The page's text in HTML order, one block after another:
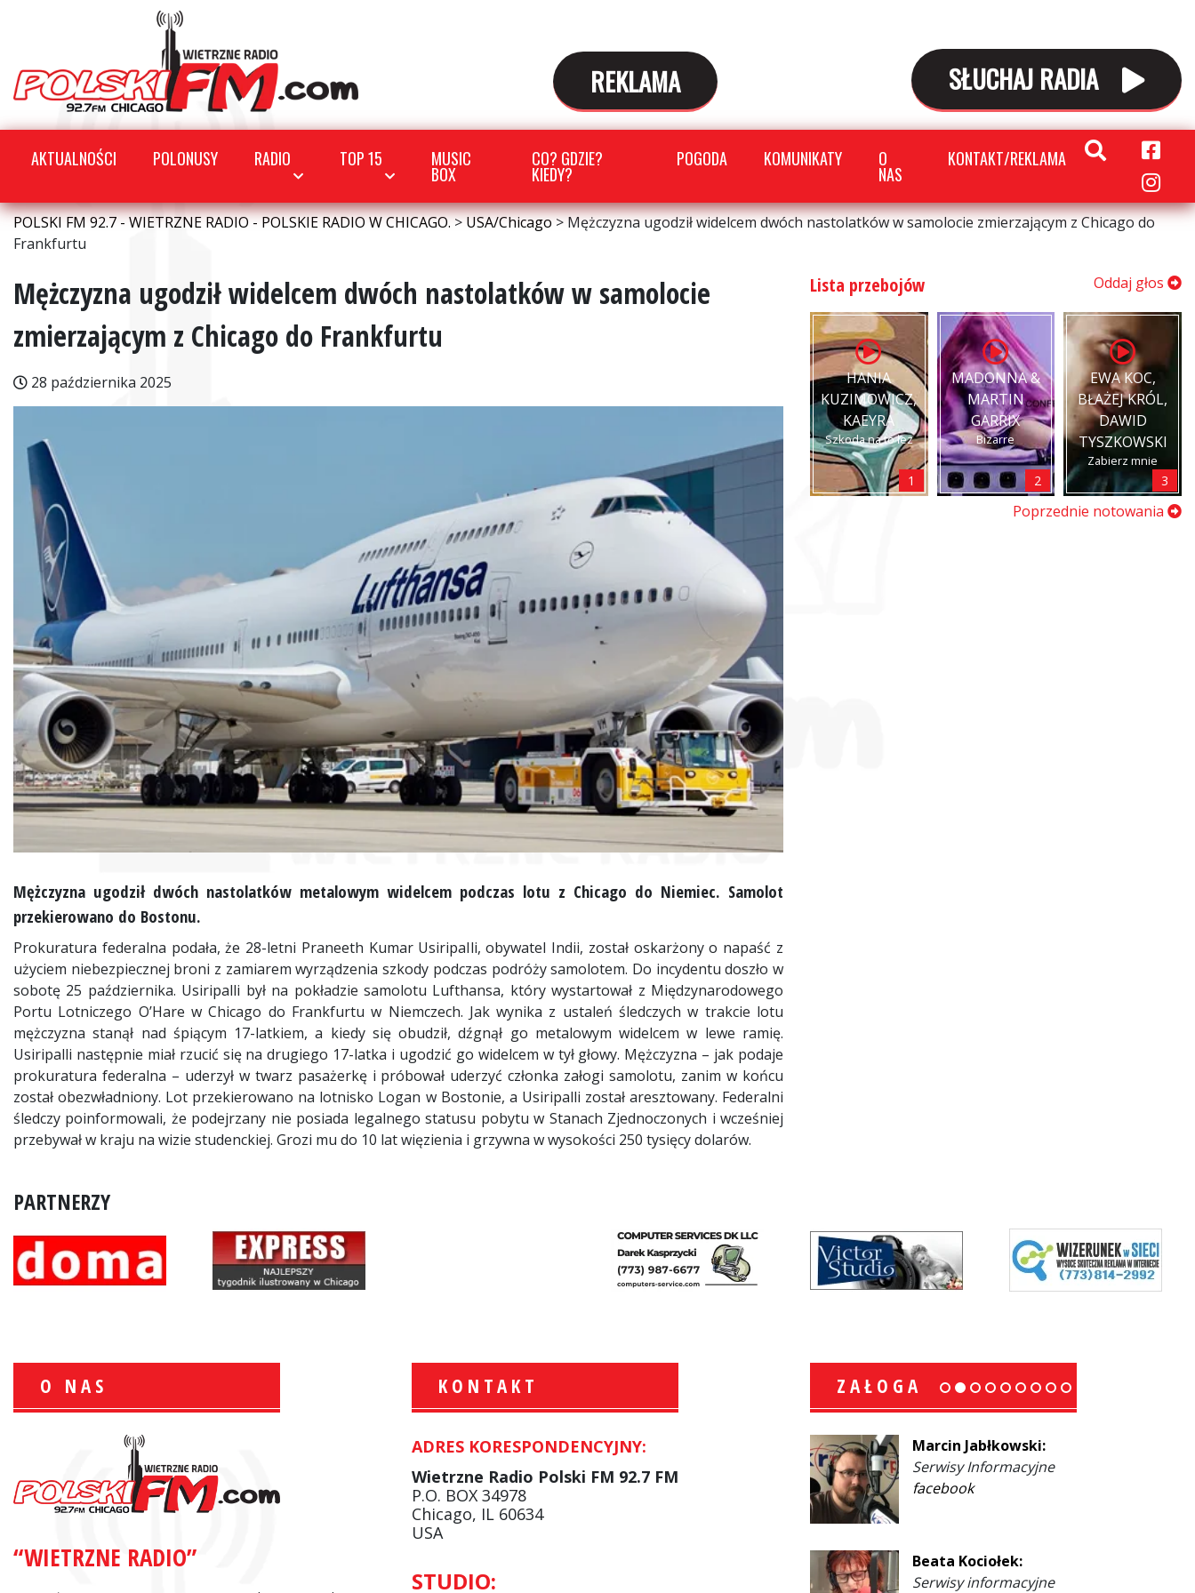
REKLAMA SŁUCHAJ RADIA
AKTUALNOŚCI POLONUSY RADIO TOP 15 MUSIC
BOX
CO? GDZIE?
KIEDY?
POGODA KOMUNIKATY O
NAS
KONTAKT/REKLAMA
POLSKI FM 92.7 - WIETRZNE RADIO - POLSKIE RADIO W CHICAGO.>USA/Chicago>Mężczyzna ugodził widelcem dwóch nastolatków w samolocie zmierzającym z Chicago do
Frankfurtu
Mężczyzna ugodził widelcem dwóch nastolatków w samolocie
zmierzającym z Chicago do Frankfurtu
28 października 2025
Mężczyzna ugodził dwóch nastolatków metalowym widelcem podczas lotu z Chicago do Niemiec. Samolot
przekierowano do Bostonu.
Prokuratura federalna podała, że 28-letni Praneeth Kumar Usiripalli, obywatel Indii, został oskarżony o napaść z
użyciem niebezpiecznej broni z zamiarem wyrządzenia szkody podczas podróży samolotem. Do incydentu doszło w
sobotę 25 października. Usiripalli był na pokładzie samolotu Lufthansa, który wystartował z Międzynarodowego
Portu Lotniczego O’Hare w Chicago do Frankfurtu w Niemczech. Jak wynika z ustaleń śledczych w trakcie lotu
mężczyzna stanął nad śpiącym 17-latkiem, a kiedy się obudził, dźgnął go metalowym widelcem w lewe ramię.
Usiripalli następnie miał rzucić się na drugiego 17-latka i ugodzić go widelcem w tył głowy. Mężczyzna – jak podaje
prokuratura federalna – uderzył w twarz pasażerkę i próbował uderzyć członka załogi samolotu, zanim w końcu
został obezwładniony. Lot przekierowano na lotnisko Logan w Bostonie, a Usiripalli został aresztowany. Federalni
śledczy poinformowali, że podejrzany nie posiada legalnego statusu pobytu w Stanach Zjednoczonych i wcześniej
przebywał w kraju na wizie studenckiej. Grozi mu do 10 lat więzienia i grzywna w wysokości 250 tysięcy dolarów.
Lista przebojów Oddaj głos
HANIA
KUZIMOWICZ,
KAEYRA
Szkoda na to łez
1
MADONNA &
MARTIN
GARRIX
Bizarre
2
EWA KOC,
BŁAŻEJ KRÓL,
DAWID
TYSZKOWSKI
Zabierz mnie
3
Poprzednie notowania
PARTNERZY
O NAS
“WIETRZNE RADIO”
KONTAKT
ADRES KORESPONDENCYJNY:
Wietrzne Radio Polski FM 92.7 FM
P.O. BOX 34978
Chicago, IL 60634
USA
STUDIO:
ZAŁOGA
Informacje Giełdowe
Krzysztof Wawer:
Komentator
facebook
Marcin Jabłkowski:
Serwisy Informacyjne
facebook
Beata Kociołek:
Serwisy informacyjne